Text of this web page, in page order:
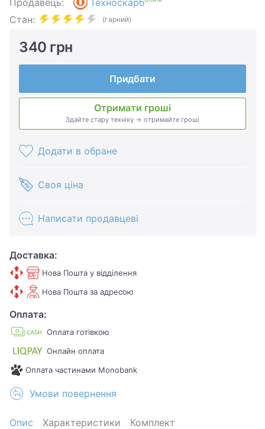
Продавець: Техноскарб
Стан: (гарний)
340 грн
Придбати
Отримати гроші
Здайте стару техніку → отримайте гроші
Додати в обране
Своя ціна
Написати продавцеві
Доставка:
Нова Пошта у відділення
Нова Пошта за адресою
Оплата:
Оплата готівкою
Онлайн оплата
Оплата частинами Monobank
Умови повернення
Опис Характеристики Комплект